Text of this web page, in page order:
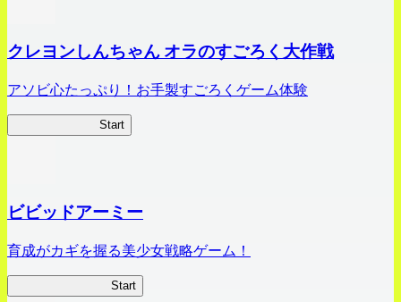
クレヨンしんちゃん オラのすごろく大作戦
アソビ心たっぷり！お手製すごろくゲーム体験
Start
ビビッドアーミー
育成がカギを握る美少女戦略ゲーム！
Start